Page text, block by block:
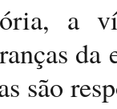
a
são